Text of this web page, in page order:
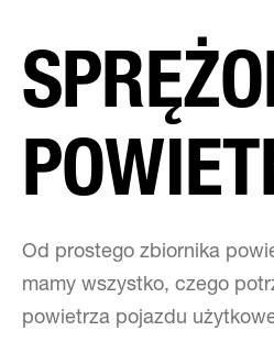
Od prostego zbiornika
mamy wszystko, czego
powietrza pojazdu